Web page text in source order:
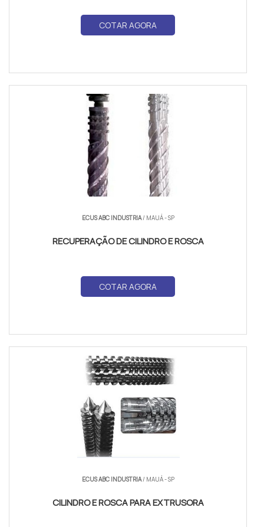
COTAR AGORA
ECUS ABC INDUSTRIA/ MAUÁ - SP
RECUPERAÇÃO DE CILINDRO E ROSCA
COTAR AGORA
ECUS ABC INDUSTRIA/ MAUÁ - SP
CILINDRO E ROSCA PARA EXTRUSORA